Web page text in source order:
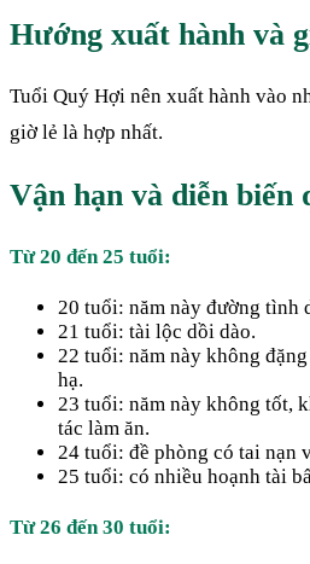
Hướng xuất hành và
Tuổi Quý Hợi nên xuất hành vào
giờ lẻ là hợp nhất.
Vận hạn và diễn biến
Từ 20 đến 25 tuổi:
20 tuổi: năm này đường tình
21 tuổi: tài lộc dồi dào.
22 tuổi: năm này không
hạ.
23 tuổi: năm này không tốt,
tác làm ăn.
24 tuổi: đề phòng có tai nạn
25 tuổi: có nhiều hoạnh tài
Từ 26 đến 30 tuổi: